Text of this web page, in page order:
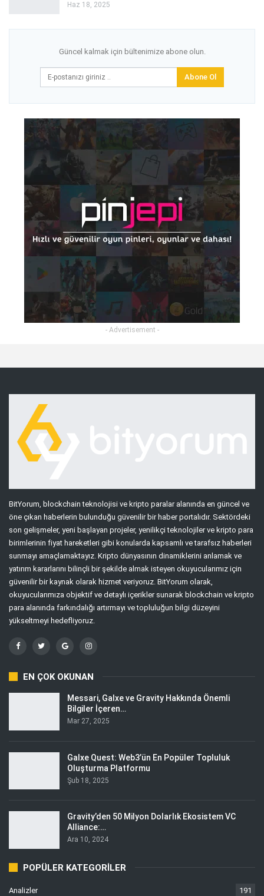
Haz 18, 2025
Güncel kalmak için bültenimize abone olun.
Abone Ol
- Advertisement -
BitYorum, blockchain teknolojisi ve kripto paralar alanında en güncel ve
öne çıkan haberlerin bulunduğu güvenilir bir haber portalıdır. Sektördeki
son gelişmeler, yeni başlayan projeler, yenilikçi teknolojiler ve kripto para
birimlerinin fiyat hareketleri gibi konularda kapsamlı ve tarafsız haberleri
sunmayı amaçlamaktayız. Kripto dünyasının dinamiklerini anlamak ve
yatırım kararlarını bilinçli bir şekilde almak isteyen okuyucularımız için
güvenilir bir kaynak olarak hizmet veriyoruz. BitYorum olarak,
okuyucularımıza objektif ve detaylı içerikler sunarak blockchain ve kripto
para alanında farkındalığı artırmayı ve topluluğun bilgi düzeyini
yükseltmeyi hedefliyoruz.
EN ÇOK OKUNAN
Messari, Galxe ve Gravity Hakkında Önemli
Bilgiler İçeren…
Mar 27, 2025
Galxe Quest: Web3’ün En Popüler Topluluk
Oluşturma Platformu
Şub 18, 2025
Gravity’den 50 Milyon Dolarlık Ekosistem VC
Alliance:…
Ara 10, 2024
POPÜLER KATEGORILER
Analizler 191